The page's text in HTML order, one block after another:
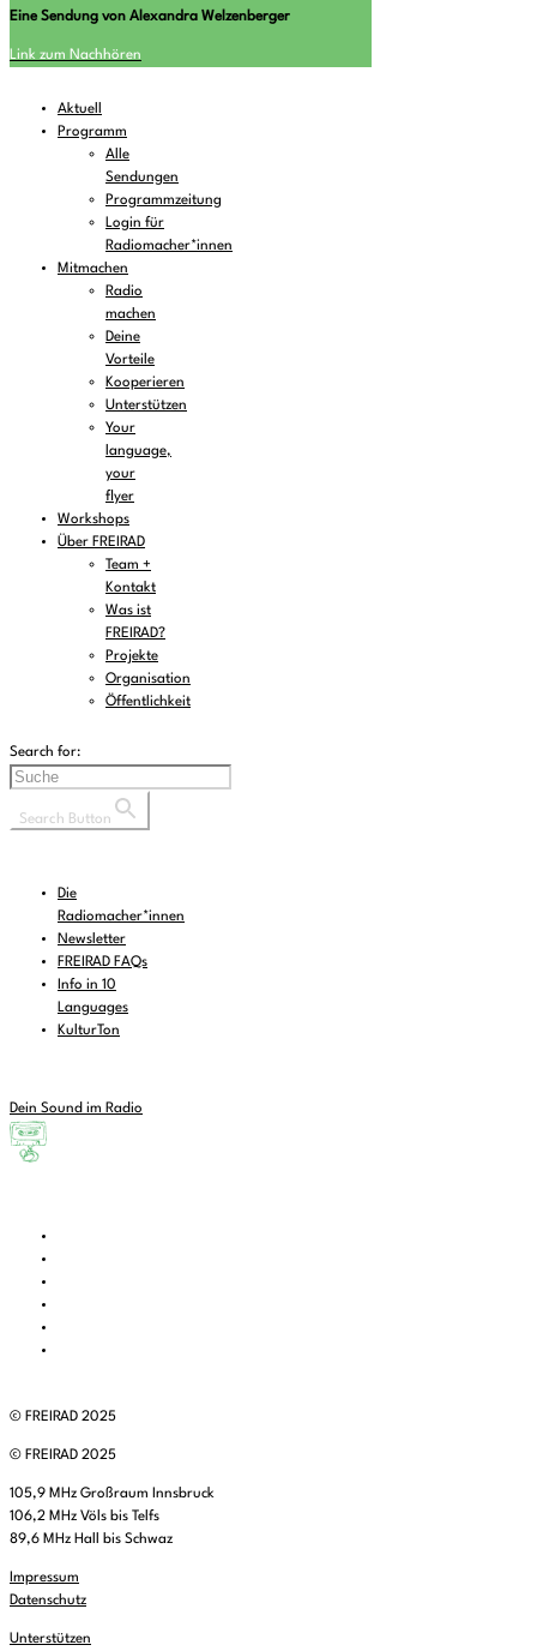
Eine Sendung von Alexandra Welzenberger
Link zum Nachhören
Aktuell
Programm
Alle
Sendungen
Programmzeitung
Login für
Radiomacher*innen
Mitmachen
Radio
machen
Deine
Vorteile
Kooperieren
Unterstützen
Your
language,
your
flyer
Workshops
Über FREIRAD
Team +
Kontakt
Was ist
FREIRAD?
Projekte
Organisation
Öffentlichkeit
Search for:
Search Button
Die
Radiomacher*innen
Newsletter
FREIRAD FAQs
Info in 10
Languages
KulturTon
Dein Sound im Radio
© FREIRAD 2025
© FREIRAD 2025
105,9 MHz Großraum Innsbruck
106,2 MHz Völs bis Telfs
89,6 MHz Hall bis Schwaz
Impressum
Datenschutz
Unterstützen